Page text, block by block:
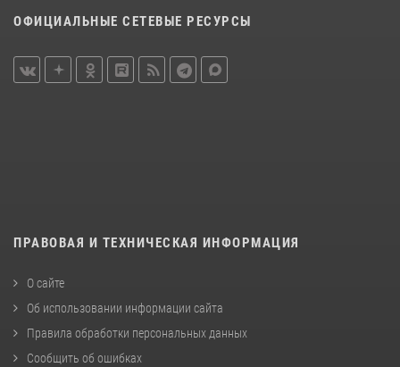
ОФИЦИАЛЬНЫЕ СЕТЕВЫЕ РЕСУРСЫ
ПРАВОВАЯ И ТЕХНИЧЕСКАЯ ИНФОРМАЦИЯ
О сайте
Об использовании информации сайта
Правила обработки персональных данных
Сообщить об ошибках